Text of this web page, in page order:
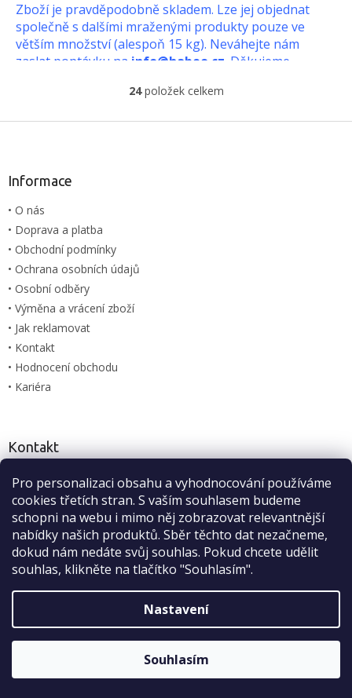
Pro personalizaci obsahu a vyhodnocování používáme
cookies třetích stran. S vaším souhlasem budeme
schopni na webu i mimo něj zobrazovat relevantnější
nabídky našich produktů. Sběr těchto dat nezačneme,
dokud nám nedáte svůj souhlas. Pokud chcete udělit
souhlas, klikněte na tlačítko "Souhlasím".
Nastavení
Souhlasím
Zboží je pravděpodobně skladem. Lze jej objednat
společně s dalšími mraženými produkty pouze ve
větším množství (alespoň 15 kg). Neváhejte nám
zaslat poptávku na info@habeo.cz . Děkujeme.
100% přírodní mražené krmivo, pro dobrou kondici
O
l
24položek celkem
Informace
• O nás
• Doprava a platba
• Obchodní podmínky
• Ochrana osobních údajů
• Osobní odběry
• Výměna a vrácení zboží
• Jak reklamovat
• Kontakt
• Hodnocení obchodu
• Kariéra
Kontakt
info@habeo.cz
773 100 626
habeo.cz
habeo.cz
Sleva 2 %
na první nákup
ODESLAT
Zásady zpracování osobních údajů